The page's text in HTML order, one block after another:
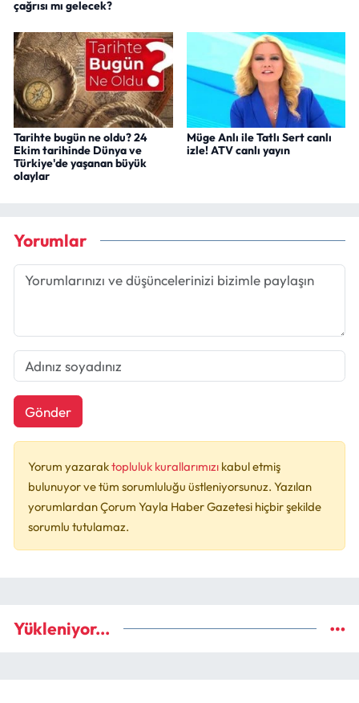
çağrısı mı gelecek?
Tarihte bugün ne oldu? 24
Ekim tarihinde Dünya ve
Türkiye'de yaşanan büyük
olaylar
Müge Anlı ile Tatlı Sert canlı
izle! ATV canlı yayın
Yorumlar
Gönder
Yorum yazaraktopluluk kurallarımızı kabul etmiş
bulunuyor ve tüm sorumluluğu üstleniyorsunuz. Yazılan
yorumlardan Çorum Yayla Haber Gazetesi hiçbir şekilde
sorumlu tutulamaz.
Yükleniyor...